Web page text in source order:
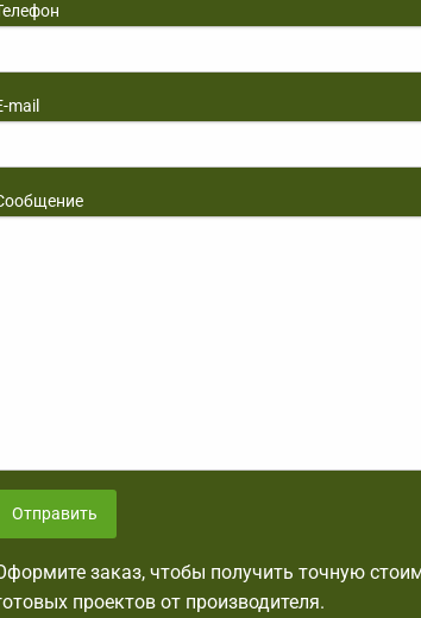
mail
Отправить
заказ, чтобы получить точную
проектов от производителя.